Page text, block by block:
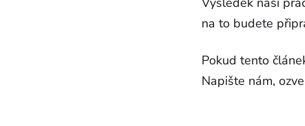
na to budete
Pokud tento
Napište nám,